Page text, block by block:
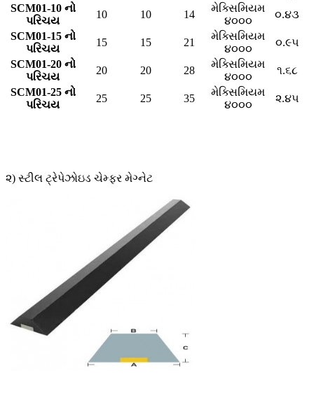
SCM01-10 નો
પરિચય
10 10 14
મેક્સિમિયમ
૪૦૦૦
૦.૪૩
SCM01-15 નો
પરિચય
15 15 21
મેક્સિમિયમ
૪૦૦૦
૦.૯૫
SCM01-20 નો
પરિચય
20 20 28
મેક્સિમિયમ
૪૦૦૦
૧.૬૮
SCM01-25 નો
પરિચય
25 25 35
મેક્સિમિયમ
૪૦૦૦
૨.૪૫
૨) સ્ટીલ ટ્રેપેઝોઇડ ચેમ્ફર મેગ્નેટ